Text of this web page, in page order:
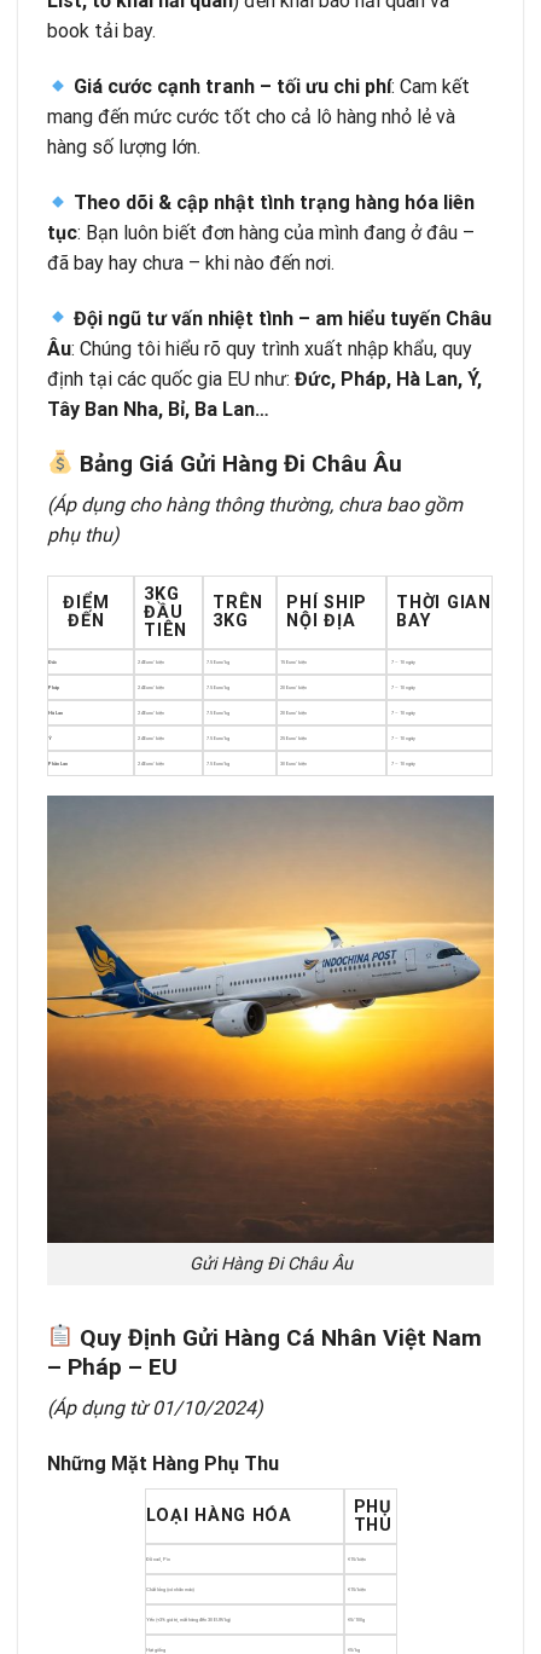
book tải bay.
Giá cước cạnh tranh – tối ưu chi phí: Cam kết
mang đến mức cước tốt cho cả lô hàng nhỏ lẻ và
hàng số lượng lớn.
Theo dõi & cập nhật tình trạng hàng hóa liên
tục: Bạn luôn biết đơn hàng của mình đang ở đâu –
đã bay hay chưa – khi nào đến nơi.
Đội ngũ tư vấn nhiệt tình – am hiểu tuyến Châu
Âu: Chúng tôi hiểu rõ quy trình xuất nhập khẩu, quy
định tại các quốc gia EU như: Đức, Pháp, Hà Lan, Ý,
Tây Ban Nha, Bỉ, Ba Lan…
Bảng Giá Gửi Hàng Đi Châu Âu
(Áp dụng cho hàng thông thường, chưa bao gồm
phụ thu)
ĐIỂM
ĐẾN
3KG
ĐẦU
TIÊN
TRÊN
3KG
PHÍ SHIP
NỘI ĐỊA
THỜI GIAN
BAY
Đức 24 Euro/ kiện 7.5 Euro/kg 15 Euro/ kiện 7 – 10 ngày
Pháp 24 Euro/ kiện 7.5 Euro/kg 20 Euro/ kiện 7 – 10 ngày
Hà Lan 24 Euro/ kiện 7.5 Euro/kg 20 Euro/ kiện 7 – 10 ngày
Ý 24 Euro/ kiện 7.5 Euro/kg 25 Euro/ kiện 7 – 10 ngày
Phần Lan 24 Euro/ kiện 7.5 Euro/kg 30 Euro/ kiện 7 – 10 ngày
Gửi Hàng Đi Châu Âu
Quy Định Gửi Hàng Cá Nhân Việt Nam
– Pháp – EU
(Áp dụng từ 01/10/2024)
Những Mặt Hàng Phụ Thu
LOẠI HÀNG HÓA
PHỤ
THU
Đồ nail, Pin €15/kiện
Chất lỏng (có nhãn mác) €15/kiện
Yến (+3% giá trị, mất hàng đến 30 EUR/kg) €5/100g
Hạt giống €5/kg